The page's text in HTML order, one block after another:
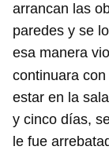
arrancan las
paredes y se
esa manera
continuara con
estar en la
y cinco días,
le fue